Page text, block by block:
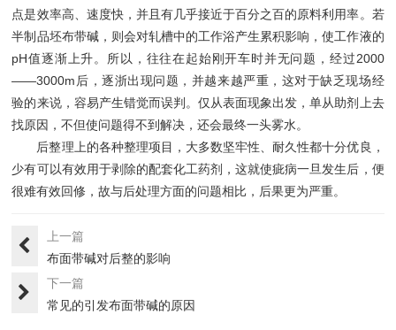
点是效率高、速度快，并且有几乎接近于百分之百的原料利用率。若
半制品坯布带碱，则会对轧槽中的工作浴产生累积影响，使工作液的
pH值逐渐上升。所以，往往在起始刚开车时并无问题，经过2000
——3000m后，逐浙出现问题，并越来越严重，这对于缺乏现场经
验的来说，容易产生错觉而误判。仅从表面现象出发，单从助剂上去
找原因，不但使问题得不到解决，还会最终一头雾水。
后整理上的各种整理项目，大多数坚牢性、耐久性都十分优良，
少有可以有效用于剥除的配套化工药剂，这就使疵病一旦发生后，便
很难有效回修，故与后处理方面的问题相比，后果更为严重。
上一篇
布面带碱对后整的影响
下一篇
常见的引发布面带碱的原因